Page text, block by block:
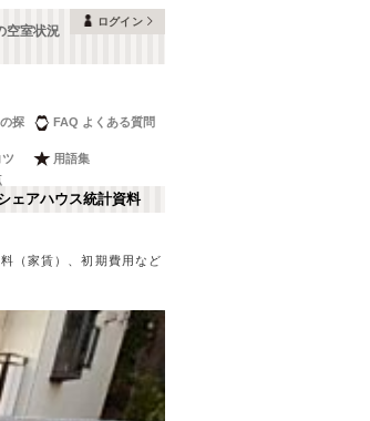
空室状況
ログイン
探
FAQ よくある質問
用語集
ェアハウス統計資料
（家賃）、初期費用など